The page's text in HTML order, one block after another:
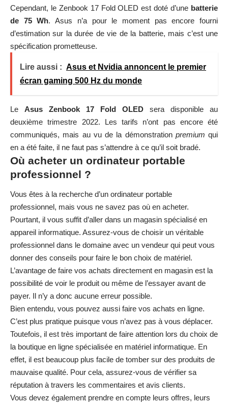
Cependant, le Zenbook 17 Fold OLED est doté d’une batterie
de 75 Wh. Asus n’a pour le moment pas encore fourni
d’estimation sur la durée de vie de la batterie, mais c’est une
spécification prometteuse.
Lire aussi : Asus et Nvidia annoncent le premier
écran gaming 500 Hz du monde
Le Asus Zenbook 17 Fold OLED sera disponible au
deuxième trimestre 2022. Les tarifs n’ont pas encore été
communiqués, mais au vu de la démonstration premium qui
en a été faite, il ne faut pas s’attendre à ce qu’il soit bradé.
Où acheter un ordinateur portable
professionnel ?
Vous êtes à la recherche d’un ordinateur portable
professionnel, mais vous ne savez pas où en acheter.
Pourtant, il vous suffit d’aller dans un magasin spécialisé en
appareil informatique. Assurez-vous de choisir un véritable
professionnel dans le domaine avec un vendeur qui peut vous
donner des conseils pour faire le bon choix de matériel.
L’avantage de faire vos achats directement en magasin est la
possibilité de voir le produit ou même de l’essayer avant de
payer. Il n’y a donc aucune erreur possible.
Bien entendu, vous pouvez aussi faire vos achats en ligne.
C’est plus pratique puisque vous n’avez pas à vous déplacer.
Toutefois, il est très important de faire attention lors du choix de
la boutique en ligne spécialisée en matériel informatique. En
effet, il est beaucoup plus facile de tomber sur des produits de
mauvaise qualité. Pour cela, assurez-vous de vérifier sa
réputation à travers les commentaires et avis clients.
Vous devez également prendre en compte leurs offres, leurs